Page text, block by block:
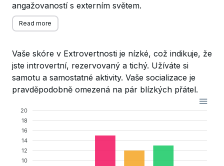
angažovaností s externím světem.
Read more
Vaše skóre v Extrovertnosti je nízké, což indikuje, že
jste introvertní, rezervovaný a tichý. Užíváte si
samotu a samostatné aktivity. Vaše socializace je
pravděpodobně omezená na pár blízkých přátel.
20
18
16
14
12
10